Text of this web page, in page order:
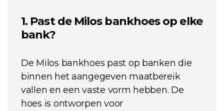
1. Past de Milos bankhoes op elke
bank?
De Milos bankhoes past op banken die
binnen het aangegeven maatbereik
vallen en een vaste vorm hebben. De
hoes is ontworpen voor